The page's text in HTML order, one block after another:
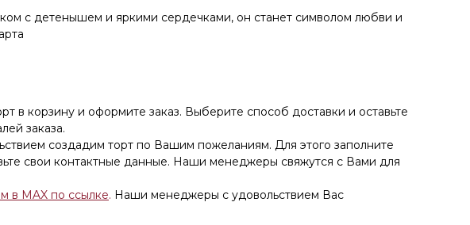
с детенышем и яркими сердечками, он станет символом любви и
в корзину и оформите заказ. Выберите способ доставки и оставьте
заказа.
создадим торт по Вашим пожеланиям. Для этого заполните
свои контактные данные. Наши менеджеры свяжутся с Вами для
в MAX по ссылке. Наши менеджеры с удовольствием Вас